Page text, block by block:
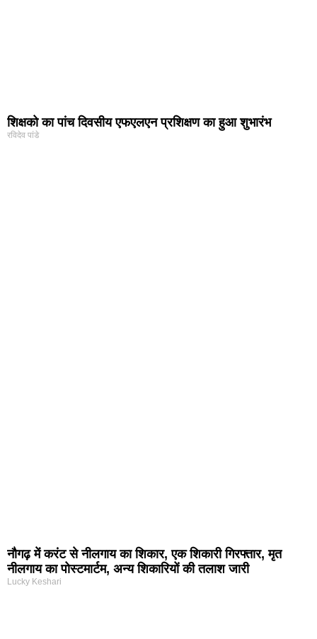
शिक्षको का पांच दिवसीय एफएलएन प्रशिक्षण का हुआ शुभारंभ
रविदेव पांडे
नौगढ़ में करंट से नीलगाय का शिकार, एक शिकारी गिरफ्तार, मृत
नीलगाय का पोस्टमार्टम, अन्य शिकारियों की तलाश जारी
Lucky Keshari